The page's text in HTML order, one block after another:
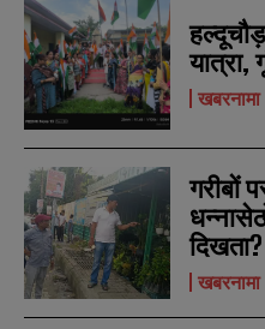
खबरनामा
गरीबों
दिखता?
खबरनामा